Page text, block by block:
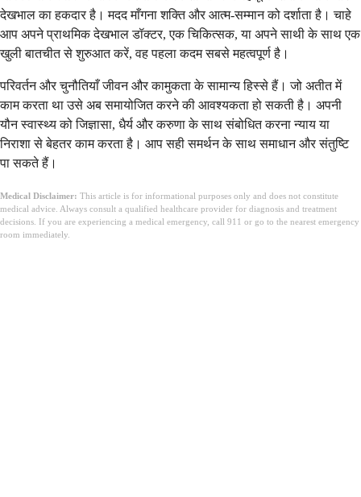
देखभाल का हकदार है। मदद माँगना शक्ति और आत्म-सम्मान को दर्शाता है। चाहे
आप अपने प्राथमिक देखभाल डॉक्टर, एक चिकित्सक, या अपने साथी के साथ एक
खुली बातचीत से शुरुआत करें, वह पहला कदम सबसे महत्वपूर्ण है।
परिवर्तन और चुनौतियाँ जीवन और कामुकता के सामान्य हिस्से हैं। जो अतीत में
काम करता था उसे अब समायोजित करने की आवश्यकता हो सकती है। अपनी
यौन स्वास्थ्य को जिज्ञासा, धैर्य और करुणा के साथ संबोधित करना न्याय या
निराशा से बेहतर काम करता है। आप सही समर्थन के साथ समाधान और संतुष्टि
पा सकते हैं।
Medical Disclaimer: This article is for informational purposes only and does not constitute
medical advice. Always consult a qualified healthcare provider for diagnosis and treatment
decisions. If you are experiencing a medical emergency, call 911 or go to the nearest emergency
room immediately.